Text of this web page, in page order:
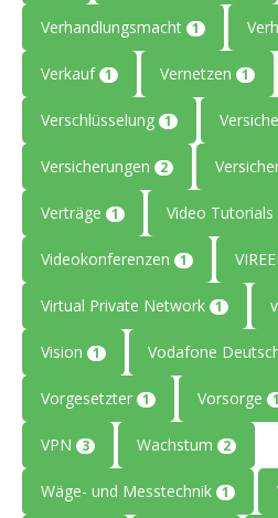
Verhandlungsmacht 1
Verkauf 1 Vernetzen 1
Verschlüsselung 1
Versicherungen 2
Verträge 1 Video Tutorials
Videokonferenzen 1
Virtual Private Network 1
Vision 1 Vodafone
Vorgesetzter 1 Vorsorge
VPN 3 Wachstum 2
Wäge- und Messtechnik 1